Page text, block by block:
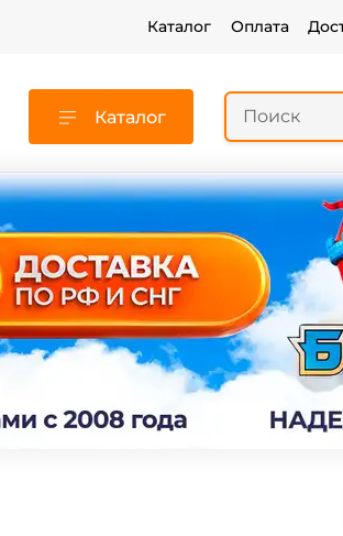
Каталог Оплата
Каталог